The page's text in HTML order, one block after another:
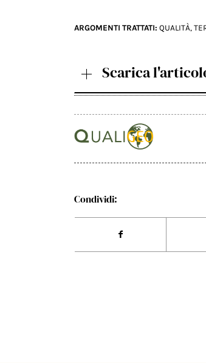
ARGOMENTI TRATTATI: QUALITÀ,
Scarica
Condividi: